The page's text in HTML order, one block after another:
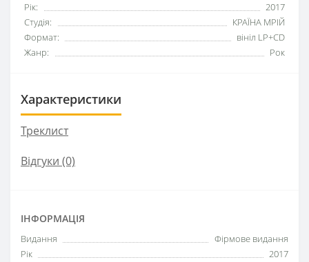
Рік:
2017
Студія:
КРАЇНА МРІЙ
Формат:
вініл LP+CD
Жанр:
Рок
Характеристики
Треклист
Відгуки (0)
ІНФОРМАЦІЯ
Видання
Фірмове видання
Рік
2017